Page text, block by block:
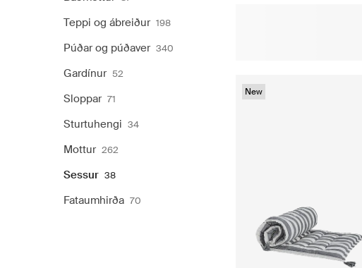
Teppi og ábreiður 198
Púðar og púðaver 340
Gardínur 52
Sloppar 71
Sturtuhengi 34
Mottur 262
Sessur 38
Fataumhirða 70
New